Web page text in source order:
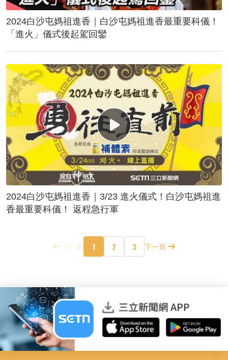
2024白沙屯媽祖進香｜白沙屯媽祖進香最重要科儀！
「進火」儀式後起駕回鑾
2024白沙屯媽祖進香｜3/23 進火儀式！白沙屯媽祖進
香最重要科儀！ 返程急行軍
上一頁 1 2 3 下一頁